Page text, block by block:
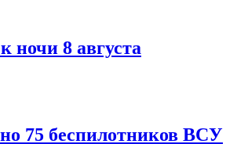
ночи 8 августа
75 беспилотников ВСУ